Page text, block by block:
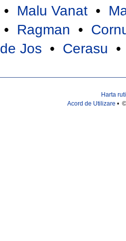
• Malu Vanat •
• Ragman •
de Jos • Cerasu
Harta
Acord de Utilizare •